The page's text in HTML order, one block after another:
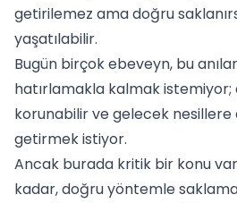
getirilemez ama doğru
yaşatılabilir.
Bugün birçok ebeveyn, bu
hatırlamakla kalmak istemiyor;
korunabilir ve gelecek nesillere
getirmek istiyor.
Ancak burada kritik bir konu
kadar, doğru yöntemle